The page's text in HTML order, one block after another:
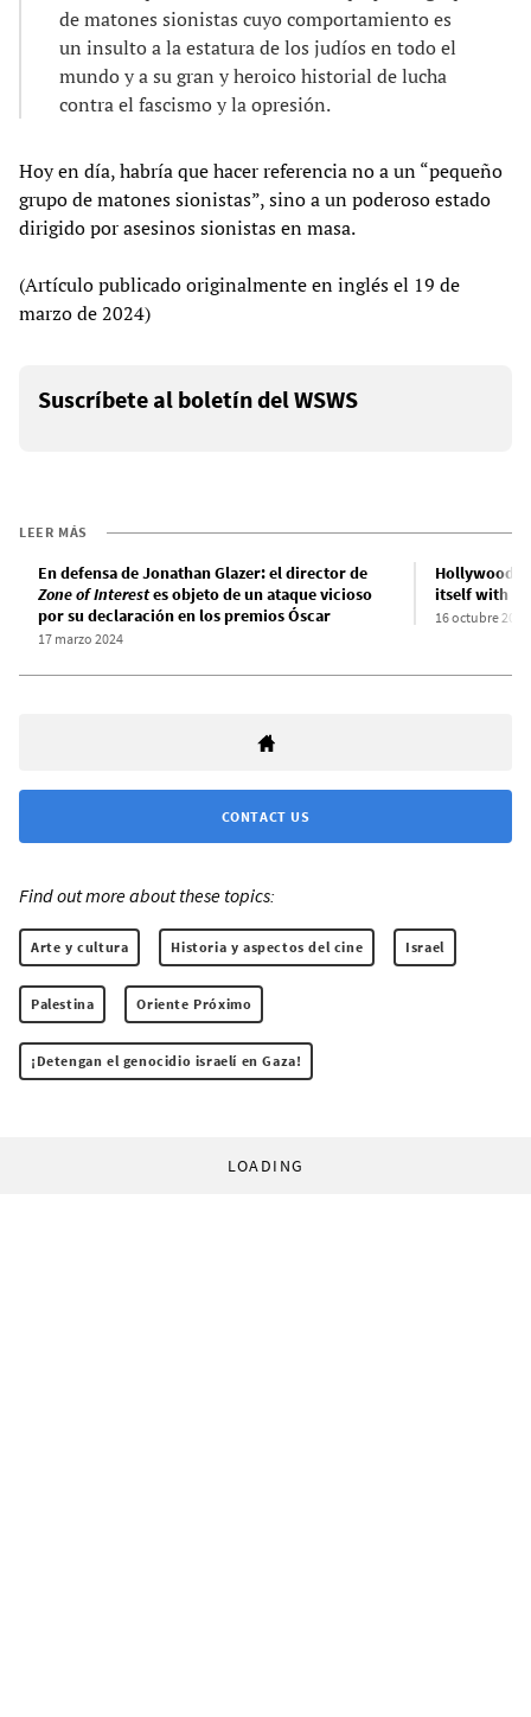
de matones sionistas cuyo comportamiento es
un insulto a la estatura de los judíos en todo el
mundo y a su gran y heroico historial de lucha
contra el fascismo y la opresión.
Hoy en día, habría que hacer referencia no a un “pequeño
grupo de matones sionistas”, sino a un poderoso estado
dirigido por asesinos sionistas en masa.
(Artículo publicado originalmente en inglés el 19 de
marzo de 2024)
Suscríbete al boletín del WSWS
LEER MÁS
En defensa de Jonathan Glazer: el director de
Zone of Interestes objeto de un ataque vicioso
por su declaración en los premios Óscar
17 marzo 2024
Hollywood
itself with
16 octubre 2023
CONTACT US
Find out more about these topics:
Arte y cultura Historia y aspectos del cine Israel
Palestina Oriente Próximo
¡Detengan el genocidio israelí en Gaza!
LOADING